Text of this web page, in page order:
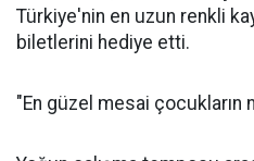
Türkiye'nin en uzun renkli
biletlerini hediye etti.
"En güzel mesai çocukların